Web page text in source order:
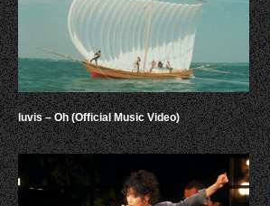
luvis – Oh (Official Music Video)